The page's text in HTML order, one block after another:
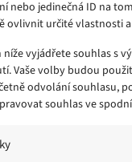
nebo jedinečná ID na
ovlivnit určité vlastnosti
vyjádřete souhlas s
Vaše volby budou
odvolání souhlasu,
souhlas ve